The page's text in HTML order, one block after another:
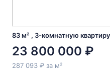
83 м² , 3-комнатную квартиру
23 800 000 ₽
287 093 ₽ за м²